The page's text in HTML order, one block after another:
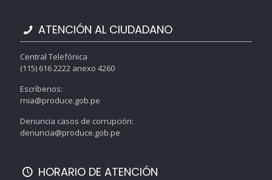
ATENCIÓN AL CIUDADANO
Central Telefónica
(115) 616 2222 anexo 4260
Escríbenos:
rnia@produce.gob.pe
Denuncia casos de corrupción:
denuncia@produce.gob.pe
HORARIO DE ATENCIÓN